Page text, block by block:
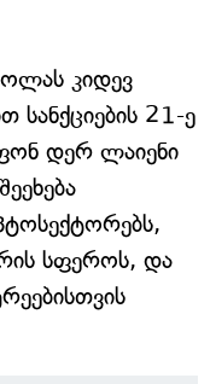
კიდევ
სანქციების 21-ე
დერ ლაიენი
სფეროს, და